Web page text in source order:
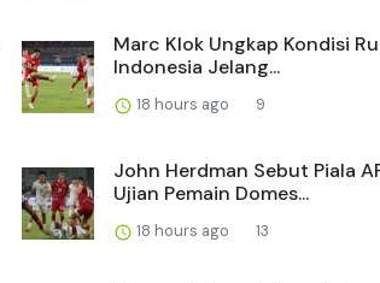
Marc Klok Ungkap Kondisi
Indonesia Jelang...
18 hours ago 9
John Herdman Sebut Piala
Ujian Pemain Domes...
18 hours ago 13